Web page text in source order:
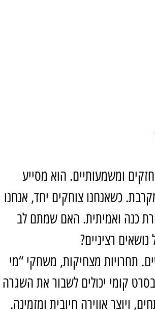
ומשמעותיים. הוא מסייע
כשאנחנו צוחקים יחד, אנחנו
כנה ואמיתית. האם שמתם לב
רציניים?
תחרויות מצחיקות, משחקי “מי
קומי יכולים לשבור את השגרה
ויוצר אווירה חיובית ומזמינה.